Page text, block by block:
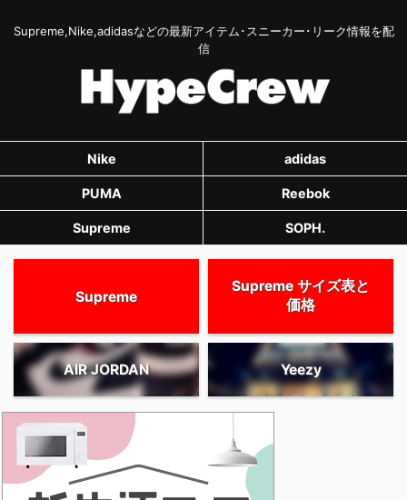
Supreme,Nike,adidasなどの最新アイテム･スニーカー･リーク情報を配
信
Nike adidas
PUMA Reebok
Supreme SOPH.
Supreme
Supreme サイズ表と
価格
AIR JORDAN Yeezy